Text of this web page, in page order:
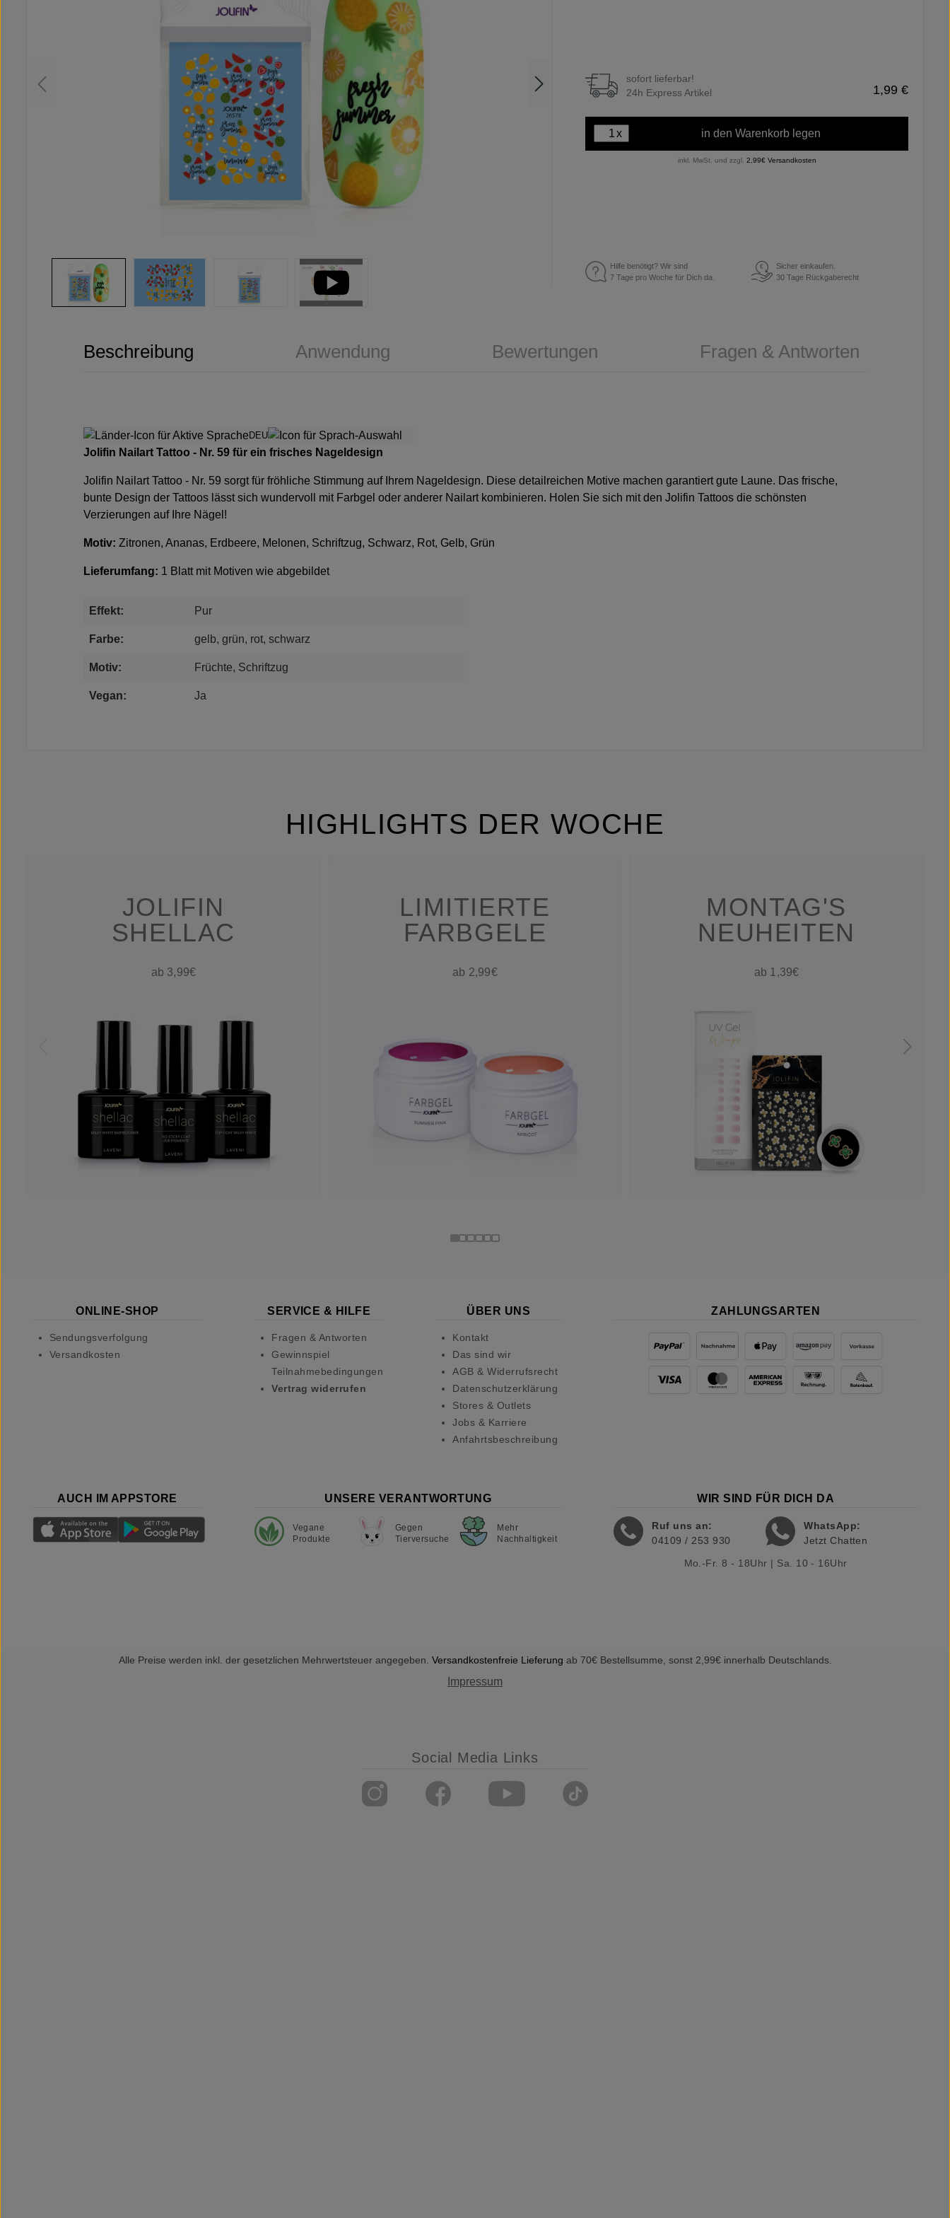
sofort lieferbar!
24h Express Artikel
1,99 €
x in den Warenkorb legen
inkl. MwSt. und zzgl. 2,99€ Versandkosten
Hilfe benötigt? Wir sind
7 Tage pro Woche für Dich da.
€
Sicher einkaufen.
30 Tage Rückgaberecht
Beschreibung Anwendung Bewertungen Fragen & Antworten
DEU
Jolifin Nailart Tattoo - Nr. 59 für ein frisches Nageldesign
Jolifin Nailart Tattoo - Nr. 59 sorgt für fröhliche Stimmung auf Ihrem Nageldesign. Diese detailreichen Motive machen garantiert gute Laune. Das frische,
bunte Design der Tattoos lässt sich wundervoll mit Farbgel oder anderer Nailart kombinieren. Holen Sie sich mit den Jolifin Tattoos die schönsten
Verzierungen auf Ihre Nägel!
Motiv: Zitronen, Ananas, Erdbeere, Melonen, Schriftzug, Schwarz, Rot, Gelb, Grün
Lieferumfang: 1 Blatt mit Motiven wie abgebildet
Effekt: Pur
Farbe: gelb, grün, rot, schwarz
Motiv: Früchte, Schriftzug
Vegan: Ja
HIGHLIGHTS DER WOCHE
JOLIFIN
SHELLAC
ab 3,99€
LIMITIERTE
FARBGELE
ab 2,99€
MONTAG'S
NEUHEITEN
ab 1,39€
ONLINE-SHOP
Sendungsverfolgung
Versandkosten
SERVICE & HILFE
Fragen & Antworten
Gewinnspiel
Teilnahmebedingungen
Vertrag widerrufen
ÜBER UNS
Kontakt
Das sind wir
AGB & Widerrufsrecht
Datenschutzerklärung
Stores & Outlets
Jobs & Karriere
Anfahrtsbeschreibung
ZAHLUNGSARTEN
AUCH IM APPSTORE UNSERE VERANTWORTUNG
Vegane
Produkte
Gegen
Tierversuche
Mehr
Nachhaltigkeit
WIR SIND FÜR DICH DA
Ruf uns an:
04109 / 253 930
WhatsApp:
Jetzt Chatten
Mo.-Fr. 8 - 18Uhr | Sa. 10 - 16Uhr
Alle Preise werden inkl. der gesetzlichen Mehrwertsteuer angegeben. Versandkostenfreie Lieferung ab 70€ Bestellsumme, sonst 2,99€ innerhalb Deutschlands.
Impressum
Social Media Links